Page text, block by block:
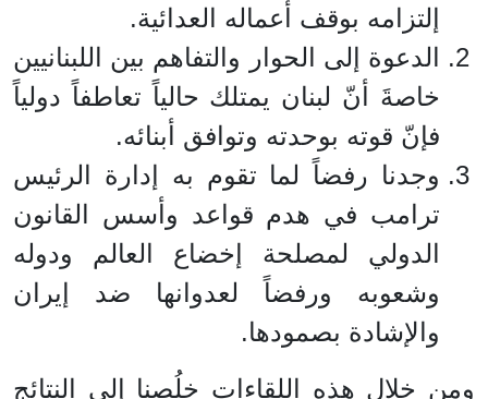
إلتزامه بوقف أعماله العدائية.
الدعوة إلى الحوار والتفاهم بين اللبنانيين
خاصةَ أنّ لبنان يمتلك حالياً تعاطفاً دولياً
فإنّ قوته بوحدته وتوافق أبنائه.
وجدنا رفضاً لما تقوم به إدارة الرئيس
ترامب في هدم قواعد وأسس القانون
الدولي لمصلحة إخضاع العالم ودوله
وشعوبه ورفضاً لعدوانها ضد إيران
والإشادة بصمودها.
ومن خلال هذه اللقاءات خلُصنا إلى النتائج